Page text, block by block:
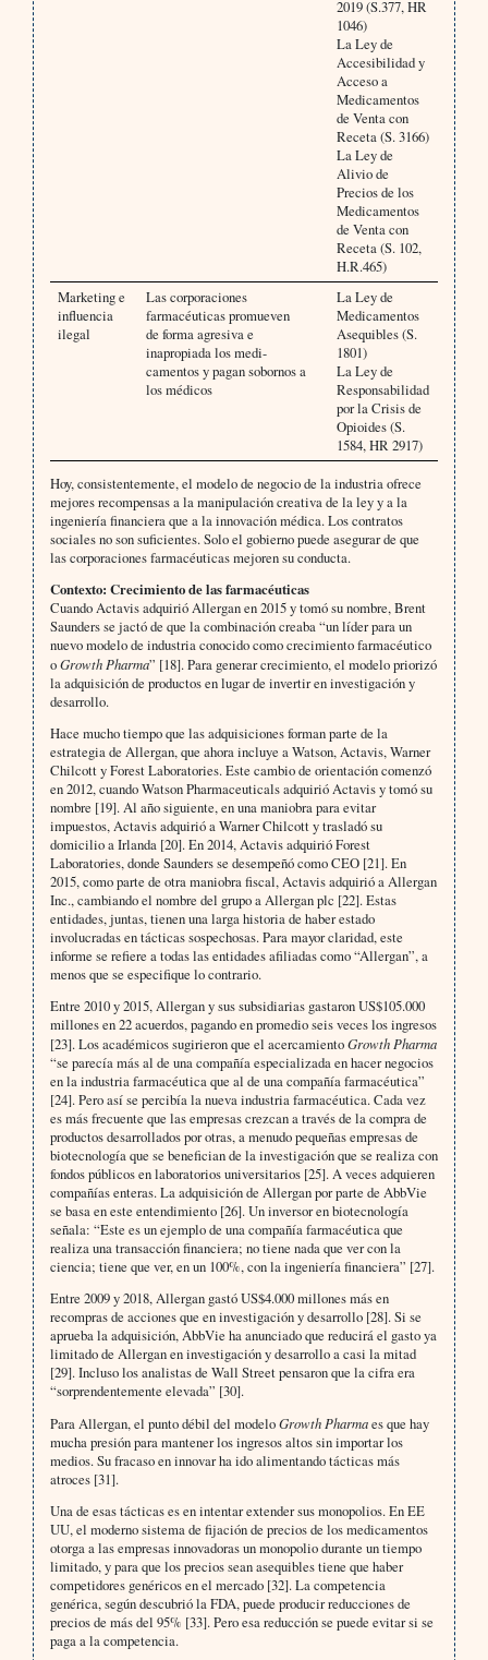
2019 (S.377, HR
1046)
La Ley de
Accesibilidad y
Acceso a
Medicamentos
de Venta con
Receta (S. 3166)
La Ley de
Alivio de
Precios de los
Medicamentos
de Venta con
Receta (S. 102,
H.R.465)
Marketing e
influencia
ilegal
Las corporaciones
farmacéuticas promueven
de forma agresiva e
inapropiada los medi-
camentos y pagan sobornos a
los médicos
La Ley de
Medicamentos
Asequibles (S.
1801)
La Ley de
Responsabilidad
por la Crisis de
Opioides (S.
1584, HR 2917)
Hoy, consistentemente, el modelo de negocio de la industria ofrece
mejores recompensas a la manipulación creativa de la ley y a la
ingeniería financiera que a la innovación médica. Los contratos
sociales no son suficientes. Solo el gobierno puede asegurar de que
las corporaciones farmacéuticas mejoren su conducta.
Contexto: Crecimiento de las farmacéuticas
Cuando Actavis adquirió Allergan en 2015 y tomó su nombre, Brent
Saunders se jactó de que la combinación creaba “un líder para un
nuevo modelo de industria conocido como crecimiento farmacéutico
oGrowth Pharma” [18]. Para generar crecimiento, el modelo priorizó
la adquisición de productos en lugar de invertir en investigación y
desarrollo.
Hace mucho tiempo que las adquisiciones forman parte de la
estrategia de Allergan, que ahora incluye a Watson, Actavis, Warner
Chilcott y Forest Laboratories. Este cambio de orientación comenzó
en 2012, cuando Watson Pharmaceuticals adquirió Actavis y tomó su
nombre [19]. Al año siguiente, en una maniobra para evitar
impuestos, Actavis adquirió a Warner Chilcott y trasladó su
domicilio a Irlanda [20]. En 2014, Actavis adquirió Forest
Laboratories, donde Saunders se desempeñó como CEO [21]. En
2015, como parte de otra maniobra fiscal, Actavis adquirió a Allergan
Inc., cambiando el nombre del grupo a Allergan plc [22]. Estas
entidades, juntas, tienen una larga historia de haber estado
involucradas en tácticas sospechosas. Para mayor claridad, este
informe se refiere a todas las entidades afiliadas como “Allergan”, a
menos que se especifique lo contrario.
Entre 2010 y 2015, Allergan y sus subsidiarias gastaron US$105.000
millones en 22 acuerdos, pagando en promedio seis veces los ingresos
[23]. Los académicos sugirieron que el acercamientoGrowth Pharma
“se parecía más al de una compañía especializada en hacer negocios
en la industria farmacéutica que al de una compañía farmacéutica”
[24]. Pero así se percibía la nueva industria farmacéutica. Cada vez
es más frecuente que las empresas crezcan a través de la compra de
productos desarrollados por otras, a menudo pequeñas empresas de
biotecnología que se benefician de la investigación que se realiza con
fondos públicos en laboratorios universitarios [25]. A veces adquieren
compañías enteras. La adquisición de Allergan por parte de AbbVie
se basa en este entendimiento [26]. Un inversor en biotecnología
señala: “Este es un ejemplo de una compañía farmacéutica que
realiza una transacción financiera; no tiene nada que ver con la
ciencia; tiene que ver, en un 100%, con la ingeniería financiera” [27].
Entre 2009 y 2018, Allergan gastó US$4.000 millones más en
recompras de acciones que en investigación y desarrollo [28]. Si se
aprueba la adquisición, AbbVie ha anunciado que reducirá el gasto ya
limitado de Allergan en investigación y desarrollo a casi la mitad
[29]. Incluso los analistas de Wall Street pensaron que la cifra era
“sorprendentemente elevada” [30].
Para Allergan, el punto débil del modeloGrowth Pharmaes que hay
mucha presión para mantener los ingresos altos sin importar los
medios. Su fracaso en innovar ha ido alimentando tácticas más
atroces [31].
Una de esas tácticas es en intentar extender sus monopolios. En EE
UU, el moderno sistema de fijación de precios de los medicamentos
otorga a las empresas innovadoras un monopolio durante un tiempo
limitado, y para que los precios sean asequibles tiene que haber
competidores genéricos en el mercado [32]. La competencia
genérica, según descubrió la FDA, puede producir reducciones de
precios de más del 95% [33]. Pero esa reducción se puede evitar si se
paga a la competencia.